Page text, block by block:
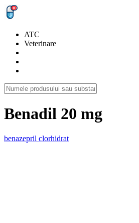
ATC
Veterinare
Benadil 20 mg
benazepril clorhidrat